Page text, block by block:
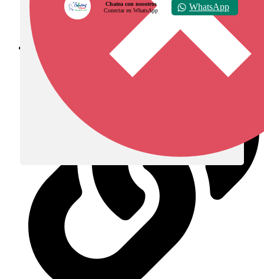
Diócesis de Zipaquirá
Chatea con nosotros
Conectar en WhatsApp
WhatsApp